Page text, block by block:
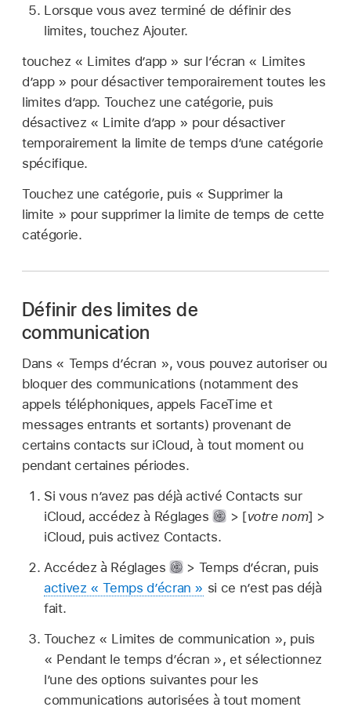
Lorsque vous avez terminé de définir des
limites, touchez Ajouter.
touchez « Limites d’app » sur l’écran « Limites
d’app » pour désactiver temporairement toutes les
limites d’app. Touchez une catégorie, puis
désactivez « Limite d’app » pour désactiver
temporairement la limite de temps d’une catégorie
spécifique.
Touchez une catégorie, puis « Supprimer la
limite » pour supprimer la limite de temps de cette
catégorie.
Définir des limites de
communication
Dans « Temps d’écran », vous pouvez autoriser ou
bloquer des communications (notamment des
appels téléphoniques, appels FaceTime et
messages entrants et sortants) provenant de
certains contacts sur iCloud, à tout moment ou
pendant certaines périodes.
Si vous n’avez pas déjà activé Contacts sur
iCloud, accédez à Réglages
> [votre nom] >
iCloud, puis activez Contacts.
Accédez à Réglages
> Temps d’écran, puis
activez « Temps d’écran » si ce n’est pas déjà
fait.
Touchez « Limites de communication », puis
« Pendant le temps d’écran », et sélectionnez
l’une des options suivantes pour les
communications autorisées à tout moment